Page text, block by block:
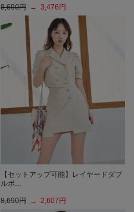
8,690円 → 3,476円
【セットアップ可能】レイヤードダブ
ルボ…
8,690円 → 2,607円